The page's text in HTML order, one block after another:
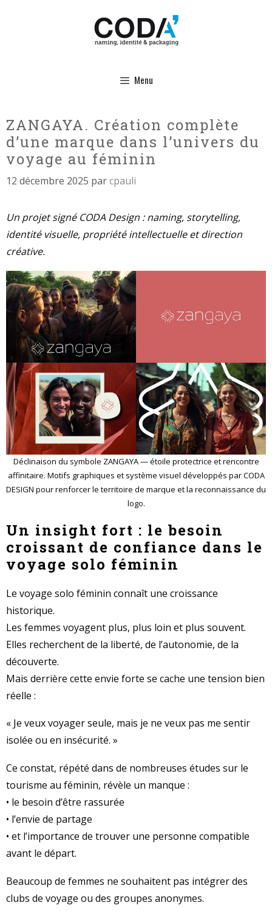
Menu
ZANGAYA. Création complète
d’une marque dans l’univers du
voyage au féminin
12 décembre 2025 parcpauli
Un projet signé CODA Design : naming, storytelling,
identité visuelle, propriété intellectuelle et direction
créative.
Déclinaison du symbole ZANGAYA — étoile protectrice et rencontre
affinitaire. Motifs graphiques et système visuel développés par CODA
DESIGN pour renforcer le territoire de marque et la reconnaissance du
logo.
Un insight fort : le besoin
croissant de confiance dans le
voyage solo féminin
Le voyage solo féminin connaît une croissance
historique.
Les femmes voyagent plus, plus loin et plus souvent.
Elles recherchent de la liberté, de l’autonomie, de la
découverte.
Mais derrière cette envie forte se cache une tension bien
réelle :
« Je veux voyager seule, mais je ne veux pas me sentir
isolée ou en insécurité. »
Ce constat, répété dans de nombreuses études sur le
tourisme au féminin, révèle un manque :
• le besoin d’être rassurée
• l’envie de partage
• et l’importance de trouver une personne compatible
avant le départ.
Beaucoup de femmes ne souhaitent pas intégrer des
clubs de voyage ou des groupes anonymes.